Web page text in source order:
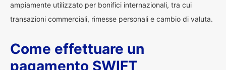
ampiamente utilizzato per bonifici internazionali, tra cui
transazioni commerciali, rimesse personali e cambio di valuta.
Come effettuare un
pagamento SWIFT